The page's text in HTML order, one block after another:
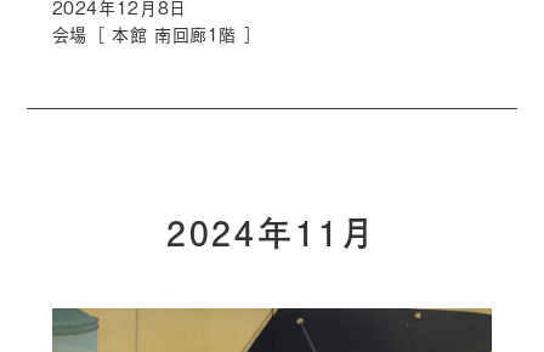
2024年12月8日
会場［本館 南回廊1階 ］
2024年11月